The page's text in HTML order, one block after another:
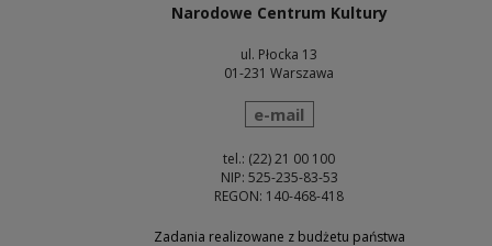
Narodowe Centrum Kultury
ul. Płocka 13
01-231 Warszawa
wyślij wiadomość
e-mail
tel.: (22) 21 00 100
NIP: 525-235-83-53
REGON: 140-468-418
Zadania realizowane z budżetu państwa